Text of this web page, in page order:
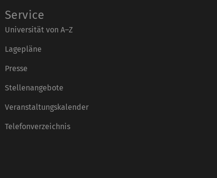
Service
Universität von A–Z
Lagepläne
Presse
Stellenangebote
Veranstaltungskalender
Telefonverzeichnis